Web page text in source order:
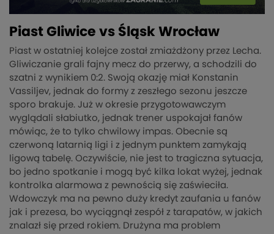
Piast Gliwice vs Śląsk Wrocław
Piast w ostatniej kolejce został zmiażdżony przez Lecha.
Gliwiczanie grali fajny mecz do przerwy, a schodzili do
szatni z wynikiem 0:2. Swoją okazję miał Konstanin
Vassiljev, jednak do formy z zeszłego sezonu jeszcze
sporo brakuje. Już w okresie przygotowawczym
wyglądali słabiutko, jednak trener uspokajał fanów
mówiąc, że to tylko chwilowy impas. Obecnie są
czerwoną latarnią ligi i z jednym punktem zamykają
ligową tabelę. Oczywiście, nie jest to tragiczna sytuacja,
bo jedno spotkanie i mogą być kilka lokat wyżej, jednak
kontrolka alarmowa z pewnością się zaświeciła.
Wdowczyk ma na pewno duży kredyt zaufania u fanów
jak i prezesa, bo wyciągnął zespół z tarapatów, w jakich
znalazł się przed rokiem. Drużyna ma problem